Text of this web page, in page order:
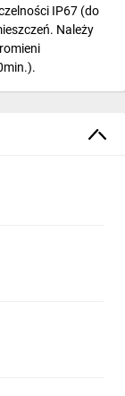
IP67 (do
Należy